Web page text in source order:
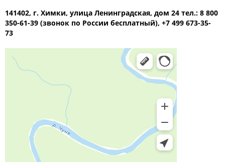
141402, г. Химки, улица Ленинградская, дом 24 тел.: 8 800
350-61-39 (звонок по России бесплатный), +7 499 673-35-
73